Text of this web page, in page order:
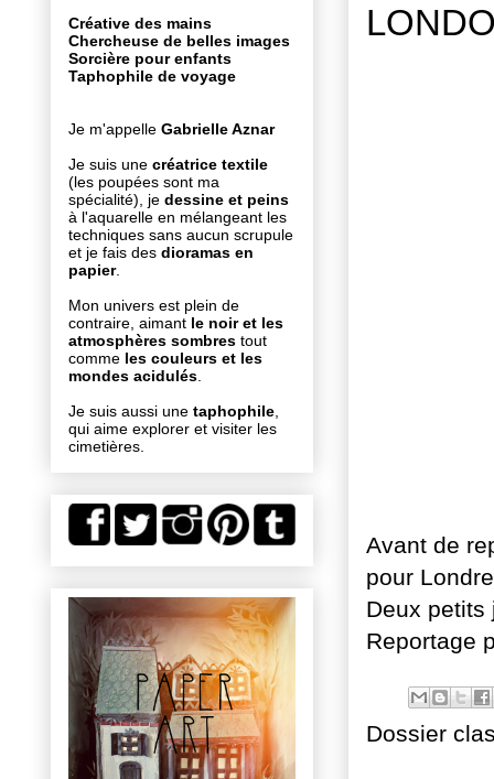
Avant de
pour
Deux petits
Reportage
Dossier
Créative des mains
Chercheuse de belles images
Sorcière pour enfants
Taphophile de voyage
Je m'appelle Gabrielle Aznar
Je suis une créatrice textile
(les poupées sont ma
spécialité), je dessine et peins
à l'aquarelle en mélangeant les
techniques sans aucun scrupule
et je fais des dioramas en
papier.
Mon univers est plein de
contraire, aimant le noir et les
atmosphères sombres tout
comme les couleurs et les
mondes acidulés
Je suis aussi une taphophile
qui aime explorer et visiter les
cimetières.